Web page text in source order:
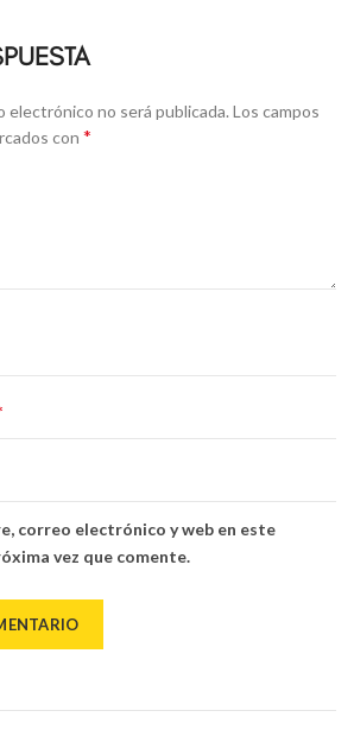
electrónico no será publicada.Los campos
con *
correo electrónico y web en este
vez que comente.